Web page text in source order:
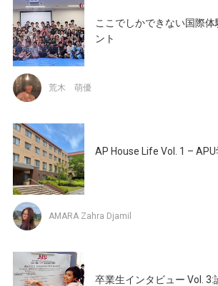
ここでしかできない国際
ント
荒木 萌優
AP House Life Vol. 1 –
AMARA Zahra Djamil
卒業生インタビュー Vol. 3: